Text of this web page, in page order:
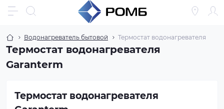
Водонагреватель бытовой Термостат водонагревателя
Термостат водонагревателя
Garanterm
Термостат водонагревателя